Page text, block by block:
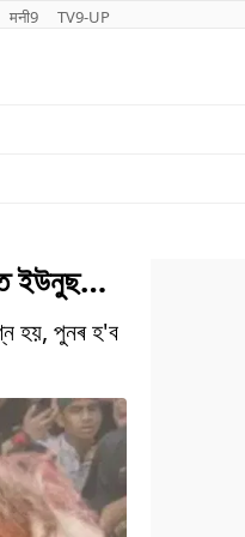
मनी9 TV9-UP
ইউনুছ…
হয়, পুনৰ হ'ব